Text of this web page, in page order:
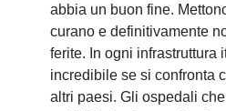
abbia un buon fine.
curano e definitivamente
ferite. In ogni infrastruttura
incredibile se si confronta
altri paesi. Gli ospedali